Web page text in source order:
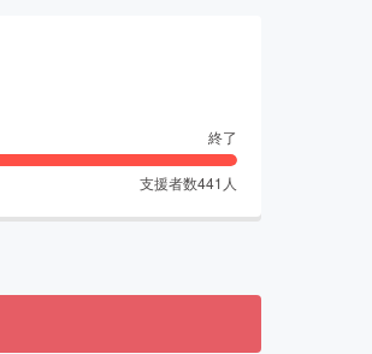
終了
支援者数441 人